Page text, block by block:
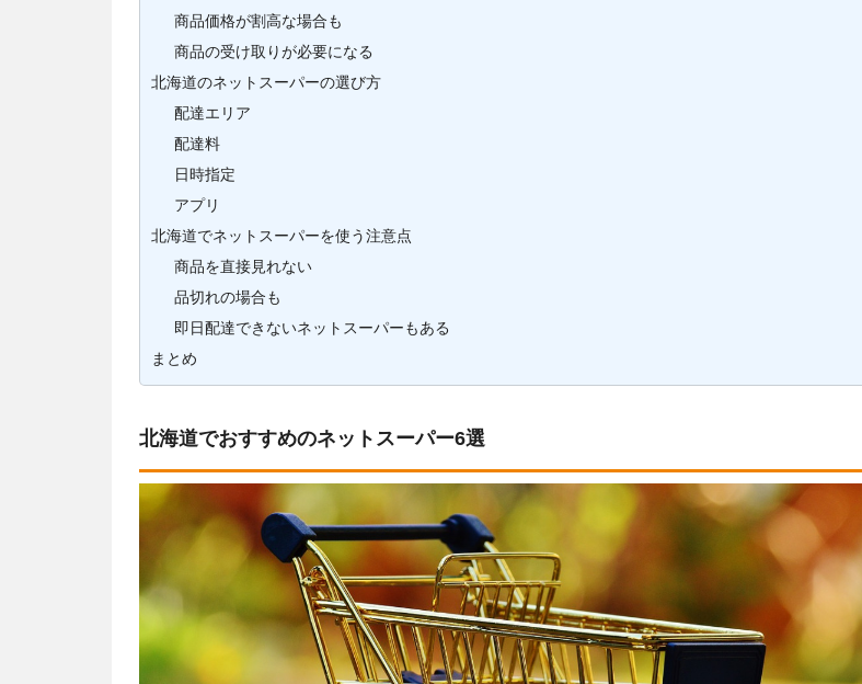
商品価格が割高な場合も
商品の受け取りが必要になる
北海道のネットスーパーの選び方
配達エリア
配達料
日時指定
アプリ
北海道でネットスーパーを使う注意点
商品を直接見れない
品切れの場合も
即日配達できないネットスーパーもある
まとめ
北海道でおすすめのネットスーパー6選